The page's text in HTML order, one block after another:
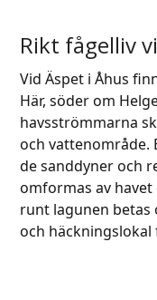
Rikt fågelliv
Vid Äspet i Åhus
Här, söder om
havsströmmarna
och vattenområde.
de sanddyner och
omformas av
runt lagunen betas
och